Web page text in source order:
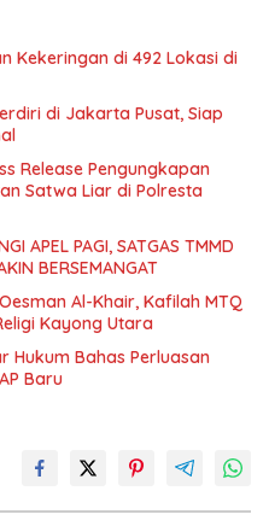
Kekeringan di 492 Lokasi di
di Jakarta Pusat, Siap
Release Pengungkapan
Satwa Liar di Polresta
APEL PAGI, SATGAS TMMD
BERSEMANGAT
Al-Khair, Kafilah MTQ
Kayong Utara
Hukum Bahas Perluasan
Baru